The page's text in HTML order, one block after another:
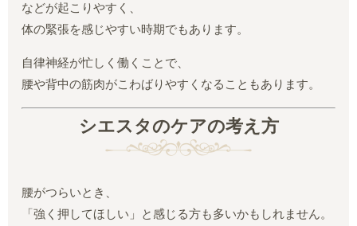
などが起こりやすく、
体の緊張を感じやすい時期でもあります。
自律神経が忙しく働くことで、
腰や背中の筋肉がこわばりやすくなることもあります。
シエスタのケアの考え方
腰がつらいとき、
「強く押してほしい」と感じる方も多いかもしれません。